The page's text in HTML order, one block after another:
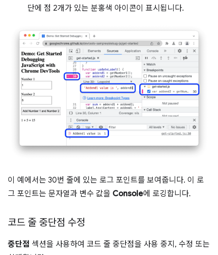
단에 점 2개가 있는 분홍색 아이콘이 표시됩니다.
이 예에서는 30번 줄에 있는 로그 포인트를 보여줍니다. 이 로
그 포인트는 문자열과 변수 값을 Console에 로깅합니다.
코드 줄 중단점 수정
중단점 섹션을 사용하여 코드 줄 중단점을 사용 중지, 수정 또는